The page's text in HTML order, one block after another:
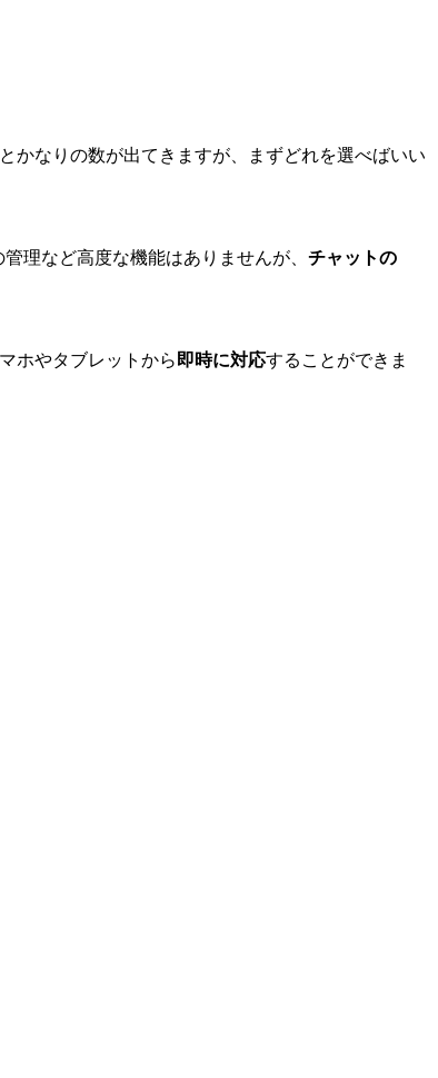
かなりの数が出てきますが、まずどれを選べばいい
理など高度な機能はありませんが、 チャットの
ホやタブレットから 即時に対応することができま